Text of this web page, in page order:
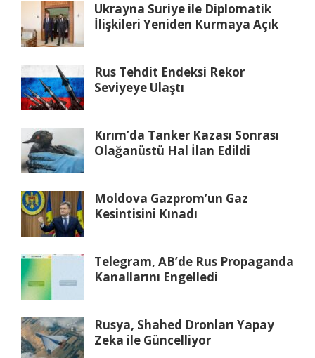
Ukrayna Suriye ile Diplomatik
İlişkileri Yeniden Kurmaya Açık
Rus Tehdit Endeksi Rekor
Seviyeye Ulaştı
Kırım’da Tanker Kazası Sonrası
Olağanüstü Hal İlan Edildi
Moldova Gazprom’un Gaz
Kesintisini Kınadı
Telegram, AB’de Rus Propaganda
Kanallarını Engelledi
Rusya, Shahed Dronları Yapay
Zeka ile Güncelliyor